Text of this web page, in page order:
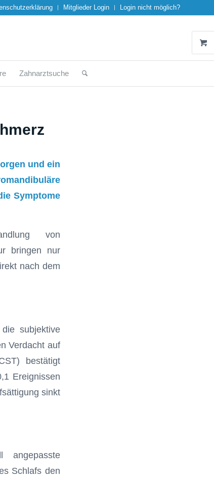
Mitglieder Login Login nicht möglich?
Zahnarztsuche
und ein
Symptome
von
bringen nur
nach dem
subjektive
Verdacht auf
bestätigt
Ereignissen
sinkt
angepasste
Schlafs den